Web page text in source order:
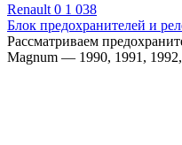
Renault 0 1 038
Блок предохранителей и
Рассматриваем
Magnum — 1990, 1991,